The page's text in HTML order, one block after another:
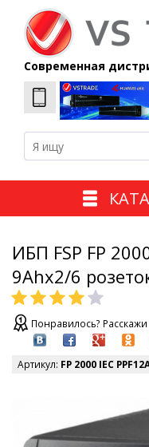
Современная
ИБП FSP FP
9Ahx2/6
Понравилось?
Артикул: FP 2000 IEC